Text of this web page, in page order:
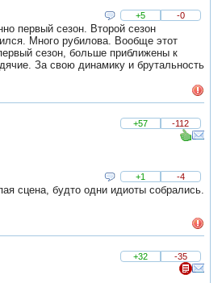
+5 -0
первый сезон. Второй сезон
Много рубилова. Вообще этот
сезон, больше приближены к
За свою динамику и брутальность
+57
-112
+1 -4
сцена, будто одни идиоты собрались.
+32
-35